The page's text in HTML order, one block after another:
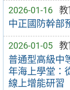
2026-01-16 教
中正國防幹部
2026-01-05 教
普通型高級中
年海上學堂：
線上增能研習